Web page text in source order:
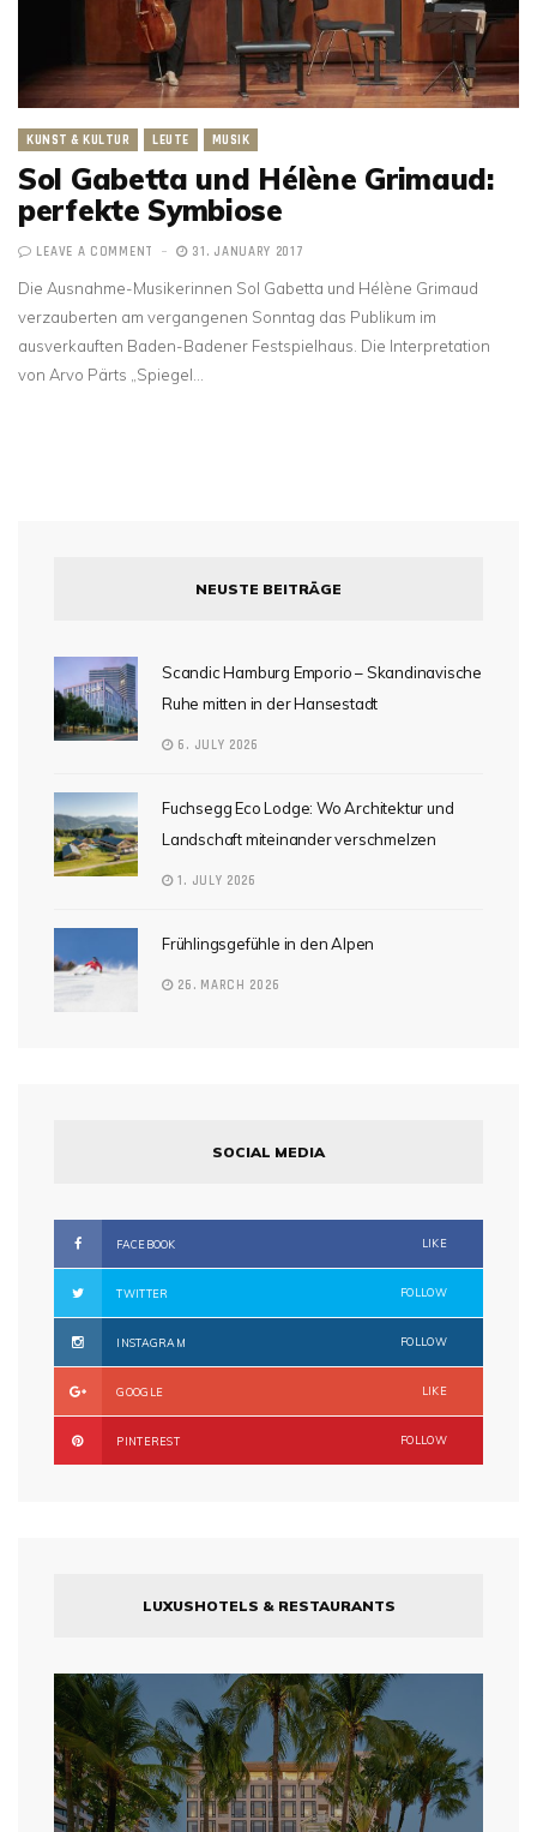
KUNST & KULTUR LEUTE MUSIK
Sol Gabetta und Hélène Grimaud:
perfekte Symbiose
LEAVE A COMMENT 31. JANUARY 2017
Die Ausnahme-Musikerinnen Sol Gabetta und Hélène Grimaud
verzauberten am vergangenen Sonntag das Publikum im
ausverkauften Baden-Badener Festspielhaus. Die Interpretation
von Arvo Pärts „Spiegel…
NEUSTE BEITRÄGE
Scandic Hamburg Emporio – Skandinavische
Ruhe mitten in der Hansestadt
6. JULY 2026
Fuchsegg Eco Lodge: Wo Architektur und
Landschaft miteinander verschmelzen
1. JULY 2026
Frühlingsgefühle in den Alpen
26. MARCH 2026
SOCIAL MEDIA
FACEBOOK LIKE
TWITTER FOLLOW
INSTAGRAM FOLLOW
GOOGLE LIKE
PINTEREST FOLLOW
LUXUSHOTELS & RESTAURANTS